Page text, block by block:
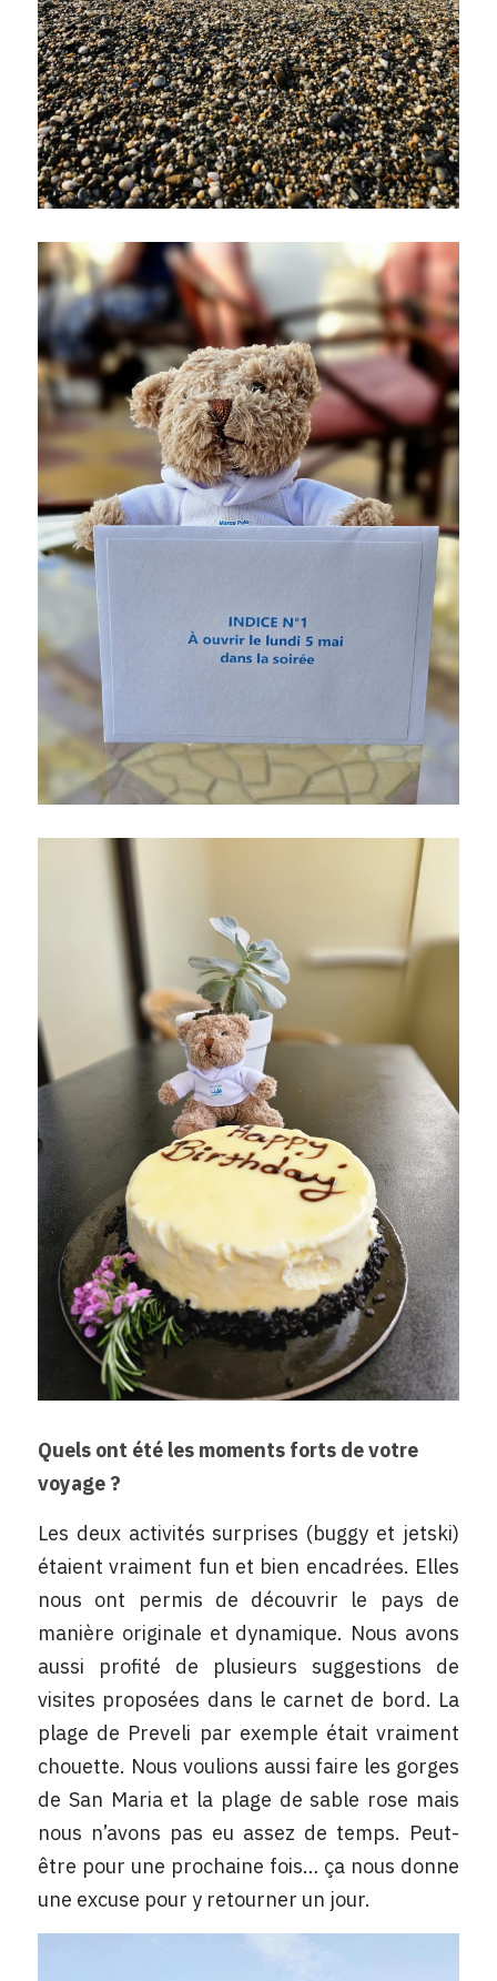
Quels ont été les moments forts de votre
voyage ?
Les deux activités surprises (buggy et jetski)
étaient vraiment fun et bien encadrées. Elles
nous ont permis de découvrir le pays de
manière originale et dynamique. Nous avons
aussi profité de plusieurs suggestions de
visites proposées dans le carnet de bord. La
plage de Preveli par exemple était vraiment
chouette. Nous voulions aussi faire les gorges
de San Maria et la plage de sable rose mais
nous n’avons pas eu assez de temps. Peut-
être pour une prochaine fois… ça nous donne
une excuse pour y retourner un jour.